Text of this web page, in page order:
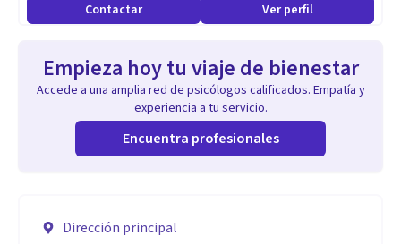
Contactar Ver perfil
Empieza hoy tu viaje de bienestar
Accede a una amplia red de psicólogos calificados. Empatía y
experiencia a tu servicio.
Encuentra profesionales
Dirección principal